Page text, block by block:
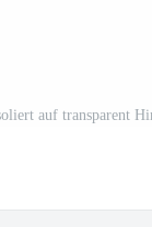
auf transparent